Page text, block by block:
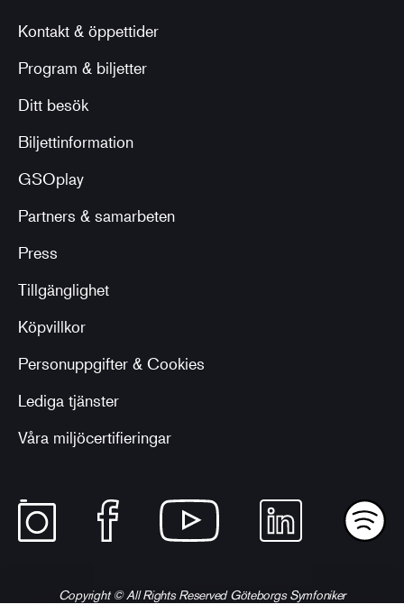
Kontakt & öppettider
Program & biljetter
Ditt besök
Biljettinformation
GSOplay
Partners & samarbeten
Press
Tillgänglighet
Köpvillkor
Personuppgifter & Cookies
Lediga tjänster
Våra miljöcertifieringar
Copyright © All Rights Reserved Göteborgs Symfoniker